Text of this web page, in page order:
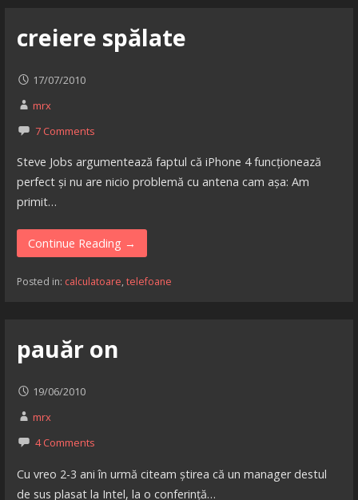
creiere spălate
17/07/2010
mrx
7 Comments
Steve Jobs argumentează faptul că iPhone 4 funcționează
perfect și nu are nicio problemă cu antena cam așa: Am
primit…
Continue Reading →
Posted in: calculatoare, telefoane
pauăr on
19/06/2010
mrx
4 Comments
Cu vreo 2-3 ani în urmă citeam știrea că un manager destul
de sus plasat la Intel, la o conferință…